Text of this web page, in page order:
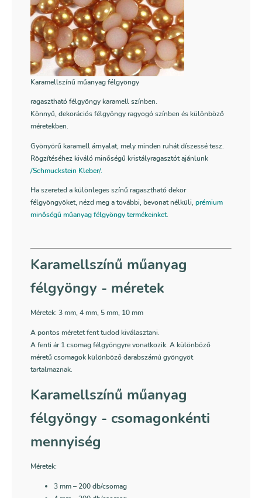
Karamellszínű műanyag félgyöngy
ragasztható félgyöngy karamell színben.
Könnyű, dekorációs félgyöngy ragyogó színben és különböző
méretekben.
Gyönyörű karamell árnyalat, mely minden ruhát díszessé tesz.
Rögzítéséhez kiváló minőségű kristályragasztót ajánlunk
/Schmuckstein Kleber/.
Ha szereted a különleges színű ragasztható dekor
félgyöngyöket, nézd meg a további, bevonat nélküli, prémium
minőségű műanyag félgyöngy termékeinket.
Karamellszínű műanyag
félgyöngy - méretek
Méretek: 3 mm, 4 mm, 5 mm, 10 mm
A pontos méretet fent tudod kiválasztani.
A fenti ár 1 csomag félgyöngyre vonatkozik. A különböző
méretű csomagok különböző darabszámú gyöngyöt
tartalmaznak.
Karamellszínű műanyag
félgyöngy - csomagonkénti
mennyiség
Méretek:
3 mm– 200 db/csomag